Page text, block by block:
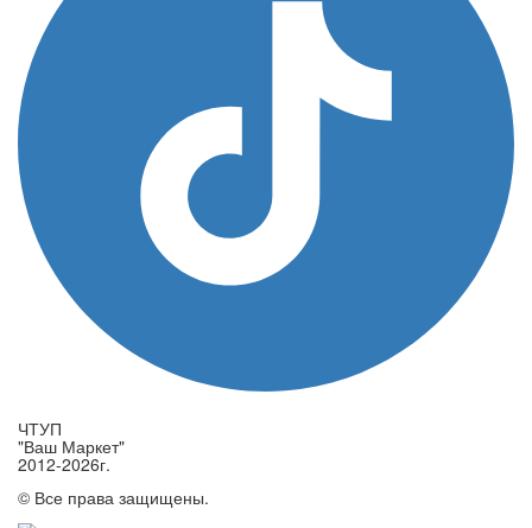
ЧТУП
"Ваш Маркет"
2012-2026г.
© Все права защищены.